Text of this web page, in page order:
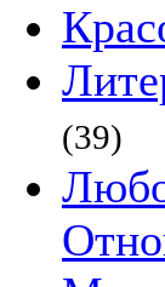
(39)